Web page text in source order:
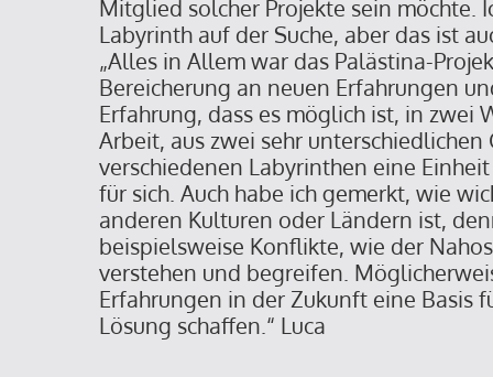
Mitglied solcher Projekte sein möchte.
Labyrinth auf der Suche, aber das ist
„Alles in Allem war das Palästina-
Bereicherung an neuen Erfahrungen
Erfahrung, dass es möglich ist, in zwei
Arbeit, aus zwei sehr
verschiedenen Labyrinthen eine
für sich. Auch habe ich gemerkt, wie
anderen Kulturen oder Ländern ist,
beispielsweise Konflikte, wie der
verstehen und begreifen.
Erfahrungen in der Zukunft eine Basis
Lösung schaffen.“ Luca